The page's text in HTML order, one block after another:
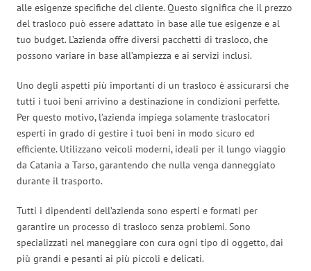
alle esigenze specifiche del cliente. Questo significa che il prezzo
del trasloco può essere adattato in base alle tue esigenze e al
tuo budget. L’azienda offre diversi pacchetti di trasloco, che
possono variare in base all’ampiezza e ai servizi inclusi.
Uno degli aspetti più importanti di un trasloco è assicurarsi che
tutti i tuoi beni arrivino a destinazione in condizioni perfette.
Per questo motivo, l’azienda impiega solamente traslocatori
esperti in grado di gestire i tuoi beni in modo sicuro ed
efficiente. Utilizzano veicoli moderni, ideali per il lungo viaggio
da Catania a Tarso, garantendo che nulla venga danneggiato
durante il trasporto.
Tutti i dipendenti dell’azienda sono esperti e formati per
garantire un processo di trasloco senza problemi. Sono
specializzati nel maneggiare con cura ogni tipo di oggetto, dai
più grandi e pesanti ai più piccoli e delicati.